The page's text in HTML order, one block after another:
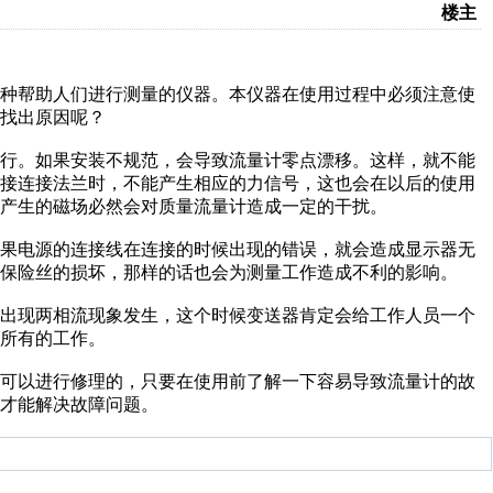
楼主
助人们进行测量的仪器。本仪器在使用过程中必须注意使
出原因呢？
如果安装不规范，会导致流量计零点漂移。这样，就不能
连接法兰时，不能产生相应的力信号，这也会在以后的使用
生的磁场必然会对质量流量计造成一定的干扰。
源的连接线在连接的时候出现的错误，就会造成显示器无
丝的损坏，那样的话也会为测量工作造成不利的影响。
两相流现象发生，这个时候变送器肯定会给工作人员一个
有的工作。
进行修理的，只要在使用前了解一下容易导致流量计的故
能解决故障问题。